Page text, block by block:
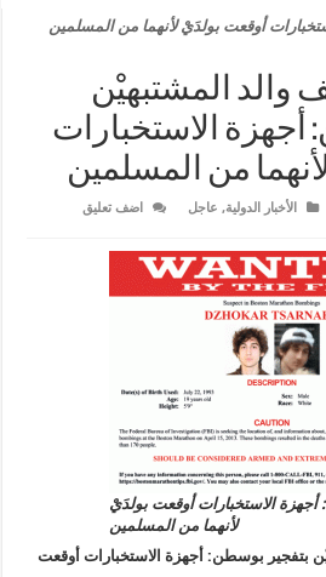
أوقعت بولدَيْ لأنهما من المسلمين
والد المشتبهيْن
أجهزة الاستخبارات
من المسلمين
الأخبار الدولية, عاجل
اضف تعليق
أجهزة الاستخبارات أوقعت بولدَيْ
لأنهما من المسلمين
بتفجير بوسطن: أجهزة الاستخبارات أوقعت